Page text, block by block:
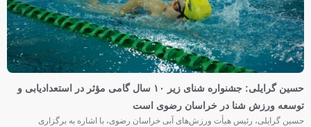
حسین گرایلی: جشنواره شنای زیر ۱۰ سال گامی مؤثر در استعدادیابی و
توسعه ورزش شنا در خراسان رضوی است
حسین گرایلی، رئیس هیأت ورزش‌های آبی خراسان رضوی، با اشاره به برگزاری